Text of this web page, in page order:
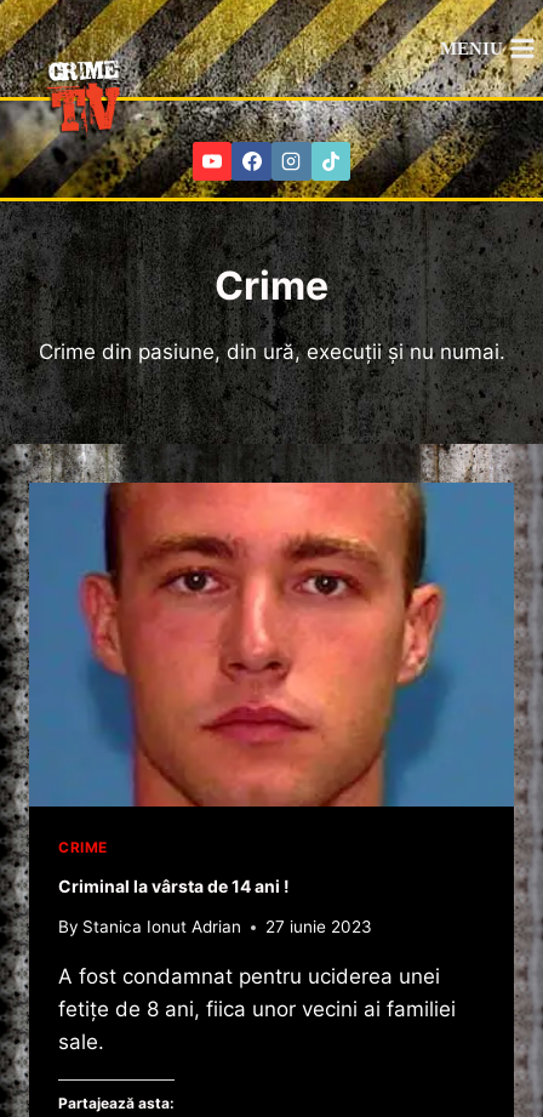
Skip
to
content
MENIU
Crime
Crime din pasiune, din ură, execuții și nu numai.
CRIME
Criminal la vârsta de 14 ani !
By Stanica Ionut Adrian 27 iunie 2023
A fost condamnat pentru uciderea unei
fetiţe de 8 ani, fiica unor vecini ai familiei
sale.
Partajează asta: